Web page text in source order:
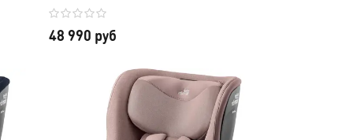
48 990 руб